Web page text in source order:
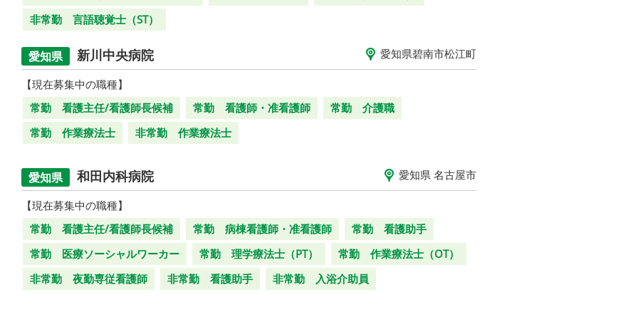
非常勤 言語聴覚士（ST）
愛知県 新川中央病院 愛知県碧南市松江町
【現在募集中の職種】
常勤 看護主任/看護師長候補
常勤 看護師・准看護師
常勤 介護職
常勤 作業療法士
非常勤 作業療法士
愛知県 和田内科病院 愛知県 名古屋市
【現在募集中の職種】
常勤 看護主任/看護師長候補
常勤 病棟看護師・准看護師
常勤 看護助手
常勤 医療ソーシャルワーカー
常勤 理学療法士（PT）
常勤 作業療法士（OT）
非常勤 夜勤専従看護師
非常勤 看護助手 非常勤 入浴介助員